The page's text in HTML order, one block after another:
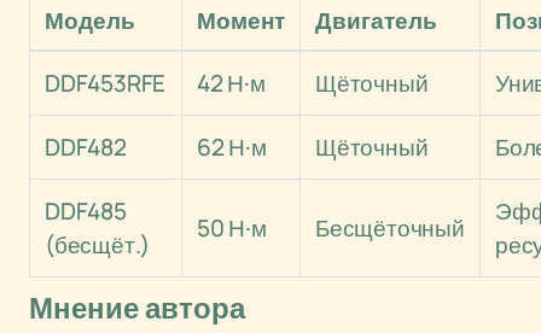
Модель Момент Двигатель
DDF453RFE 42 Н·м Щёточный
DDF482 62 Н·м Щёточный
DDF485
(бесщёт.)
50 Н·м Бесщёточный
Мнение автора